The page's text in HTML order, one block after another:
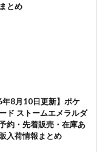
とめ
年8月10日更新】ポケ
ド ストームエメラルダ
約・先着販売・在庫あ
入荷情報まとめ